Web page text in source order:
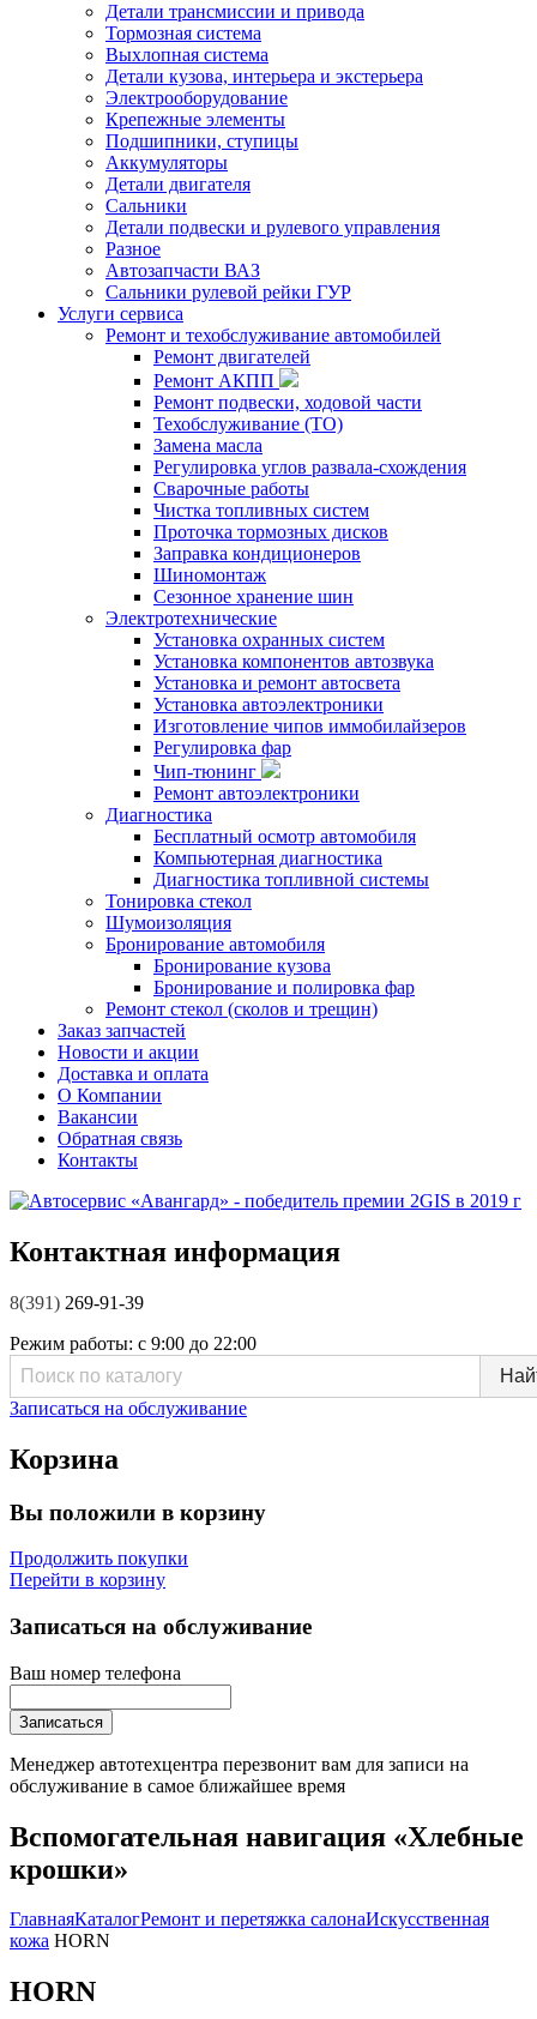
Детали трансмиссии и привода
Тормозная система
Выхлопная система
Детали кузова, интерьера и экстерьера
Электрооборудование
Крепежные элементы
Подшипники, ступицы
Аккумуляторы
Детали двигателя
Сальники
Детали подвески и рулевого управления
Разное
Автозапчасти ВАЗ
Сальники рулевой рейки ГУР
Услуги сервиса
Ремонт и техобслуживание автомобилей
Ремонт двигателей
Ремонт АКПП
Ремонт подвески, ходовой части
Техобслуживание (ТО)
Замена масла
Регулировка углов развала-схождения
Сварочные работы
Чистка топливных систем
Проточка тормозных дисков
Заправка кондиционеров
Шиномонтаж
Сезонное хранение шин
Электротехнические
Установка охранных систем
Установка компонентов автозвука
Установка и ремонт автосвета
Установка автоэлектроники
Изготовление чипов иммобилайзеров
Регулировка фар
Чип-тюнинг
Ремонт автоэлектроники
Диагностика
Бесплатный осмотр автомобиля
Компьютерная диагностика
Диагностика топливной системы
Тонировка стекол
Шумоизоляция
Бронирование автомобиля
Бронирование кузова
Бронирование и полировка фар
Ремонт стекол (сколов и трещин)
Заказ запчастей
Новости и акции
Доставка и оплата
О Компании
Вакансии
Обратная связь
Контакты
Контактная информация
8(391) 269-91-39
Режим работы: с 9:00 до 22:00
Записаться на обслуживание
Корзина
Вы положили в корзину
Продолжить покупки
Перейти в корзину
Записаться на обслуживание
Ваш номер телефона
Записаться
Менеджер автотехцентра перезвонит вам для записи на
обслуживание в самое ближайшее время
Вспомогательная навигация «Хлебные
крошки»
ГлавнаяКаталогРемонт и перетяжка салонаИскусственная
кожа HORN
HORN